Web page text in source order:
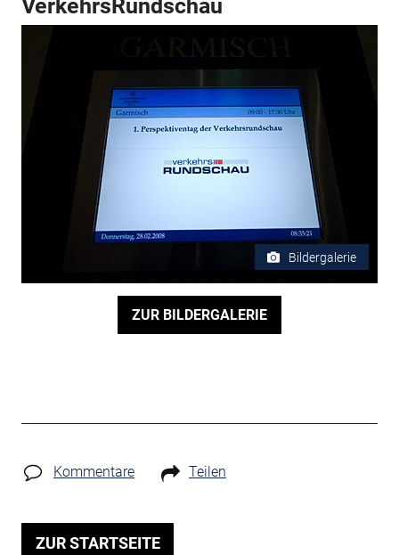
VerkehrsRundschau
Bildergalerie
ZUR BILDERGALERIE
Kommentare Teilen
ZUR STARTSEITE